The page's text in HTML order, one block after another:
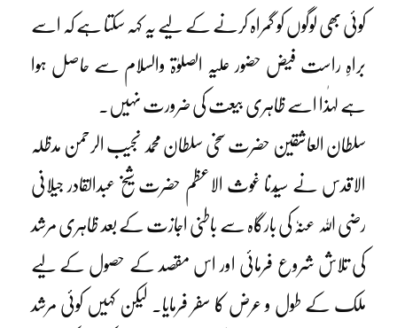
کوئی بھی لوگوں کو گمراہ کرنے کے لیے یہ کہہ سکتا ہے کہ اسے
براہِ راست فیض حضور علیہ الصلوٰۃ والسلام سے حاصل ہوا
ہے لہٰذا اسے ظاہری بیعت کی ضرورت نہیں۔
سلطان العاشقین حضرت سخی سلطان محمد نجیب الرحمن مدظلہ
الاقدس نے سیّدنا غوث الاعظم حضرت شیخ عبدالقادر جیلانی
رضی اللہ عنہٗ کی بارگاہ سے باطنی اجازت کے بعد ظاہری مرشد
کی تلاش شروع فرمائی اور اس مقصد کے حصول کے لیے
ملک کے طول و عرض کا سفر فرمایا۔ لیکن کہیں کوئی مرشد